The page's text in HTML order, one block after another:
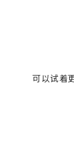
可以试着